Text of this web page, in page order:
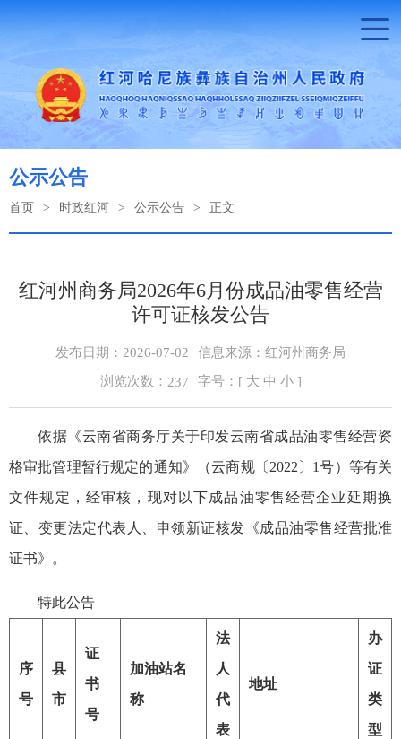
公示公告
首页 > 时政红河 > 公示公告 > 正文
红河州商务局2026年6月份成品油零售经营
许可证核发公告
发布日期：2026-07-02
信息来源：红河州商务局
浏览次数： 237 字号：[ 大 中 小]
依据《云南省商务厅关于印发云南省成品油零售经营资
格审批管理暂行规定的通知》（云商规〔2022〕1号）等有关
文件规定，经审核，现对以下成品油零售经营企业延期换
证、变更法定代表人、申领新证核发《成品油零售经营批准
证书》。
特此公告
序
号
县
市
证
书
号
加油站名
称
法
人
代
表
地址
办
证
类
型